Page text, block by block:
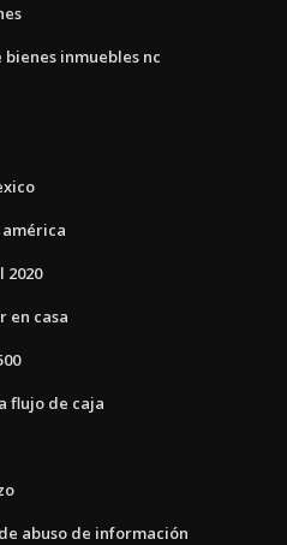
inmuebles nc
en casa
flujo de caja
abuso de información